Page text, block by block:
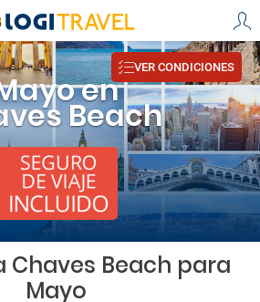
en
Beach
VER CONDICIONES
Chaves Beach para
Mayo